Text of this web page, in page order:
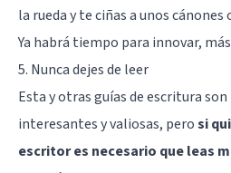
la rueda y te ciñas a unos
Ya habrá tiempo para innovar,
5. Nunca dejes de leer
Esta y otras guías de escritura
interesantes y valiosas, perosi
escritor es necesario que leas